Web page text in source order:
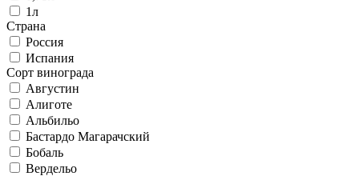
1л
Страна
Россия
Испания
Сорт винограда
Августин
Алиготе
Альбильо
Бастардо Магарачский
Бобаль
Вердельо